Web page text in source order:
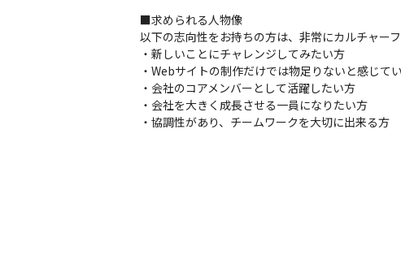
・年功序列ではなく、半期ごとの評価で結果に対
■求められる人物像
以下の志向性をお持ちの方は、非常にカルチャー
・新しいことにチャレンジしてみたい方
・Webサイトの制作だけでは物足りないと感じて
・会社のコアメンバーとして活躍したい方
・会社を大きく成長させる一員になりたい方
・協調性があり、チームワークを大切に出来る方